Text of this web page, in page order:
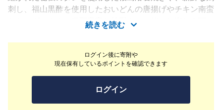
ログイン後に寄附や
現在保有しているポイントを確認できます
ログイン
刺し、福山黒酢を使用したおいどんの唐揚げやチキン南蛮
などございます。種類豊富な焼酎もご一緒にお楽しみ下さ
い。JR鹿児島中央駅内にあり、立地的にもご利用しやす
くなっております。
続きを読む